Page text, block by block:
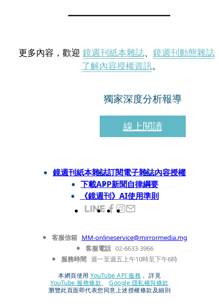
更多內容，歡迎 鏡週刊紙本雜誌、 鏡週刊動態雜誌
了解內容授權資訊。
獨家深度分析報導
線上閱讀
鏡週刊紙本雜誌訂閱電子雜誌內容授權
下載APP新聞自律綱要
《鏡週刊》AI使用準則
客服信箱 MM-onlineservice@mirrormedia.mg
客服電話 02-6633-3966
服務時間 週一至週五上午10時至下午6時
本網頁使用 YouTube API 服務 ， 詳見
YouTube 服務條款、
Google 隱私權與條款
瀏覽此頁面即代表您同意上述授權條款及細則